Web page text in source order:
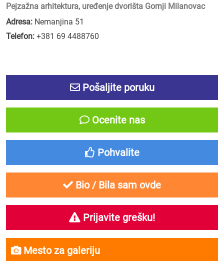
Pejzažna arhitektura, uređenje dvorišta Gornji Milanovac
Adresa: Nemanjina 51
Telefon: +381 69 4488760
Pošaljite poruku
Ocenite nas
Pohvalite
Bio / Bila sam ovde
Prijavite grešku!
Mesto za galeriju